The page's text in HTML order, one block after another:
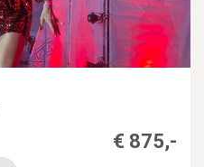
€ 875,-